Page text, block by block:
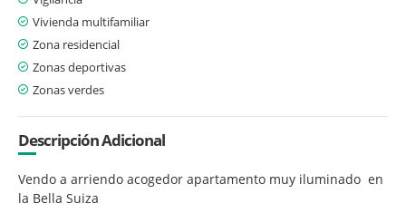
Vivienda multifamiliar
Zona residencial
Zonas deportivas
Zonas verdes
Descripción Adicional
Vendo a arriendo acogedor apartamento muy iluminado en
la Bella Suiza